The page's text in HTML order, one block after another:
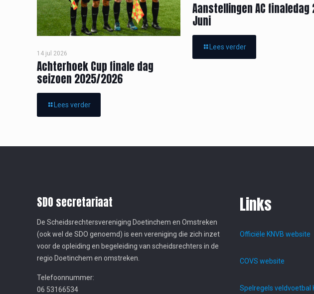
14 jul 2026
Achterhoek Cup finale dag
seizoen 2025/2026
Lees verder
Aanstellingen AC finaledag
Juni
Lees verder
SDO secretariaat
De Scheidsrechtersvereniging Doetinchem en Omstreken
(ook wel de SDO genoemd) is een vereniging die zich inzet
voor de opleiding en begeleiding van scheidsrechters in de
regio Doetinchem en omstreken.
Telefoonnummer:
06 53166534
Links
Officiële KNVB website
COVS website
Spelregels veldvoetbal